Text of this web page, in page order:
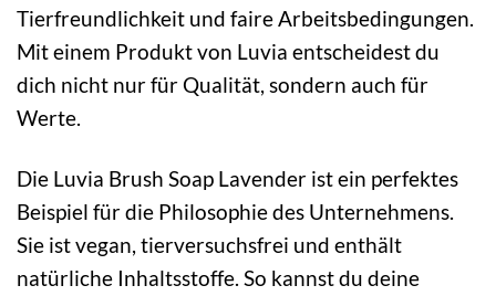
Tierfreundlichkeit und faire Arbeitsbedingungen.
Mit einem Produkt von Luvia entscheidest du
dich nicht nur für Qualität, sondern auch für
Werte.
Die Luvia Brush Soap Lavender ist ein perfektes
Beispiel für die Philosophie des Unternehmens.
Sie ist vegan, tierversuchsfrei und enthält
natürliche Inhaltsstoffe. So kannst du deine